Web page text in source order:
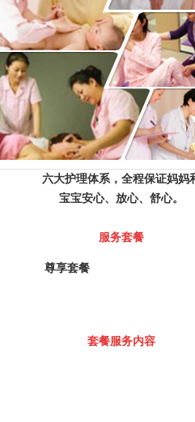
六大护理体系，全程保证妈妈
宝宝安心、放心、舒心。
服务套餐
尊享套餐
套餐服务内容